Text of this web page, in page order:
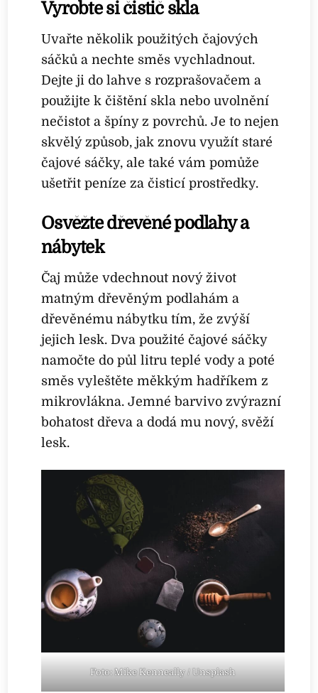
Vyrobte si čistič skla
Uvařte několik použitých čajových
sáčků a nechte směs vychladnout.
Dejte ji do lahve s rozprašovačem a
použijte k čištění skla nebo uvolnění
nečistot a špíny z povrchů. Je to nejen
skvělý způsob, jak znovu využít staré
čajové sáčky, ale také vám pomůže
ušetřit peníze za čisticí prostředky.
Osvěžte dřevěné podlahy a
nábytek
Čaj může vdechnout nový život
matným dřevěným podlahám a
dřevěnému nábytku tím, že zvýší
jejich lesk. Dva použité čajové sáčky
namočte do půl litru teplé vody a poté
směs vyleštěte měkkým hadříkem z
mikrovlákna. Jemné barvivo zvýrazní
bohatost dřeva a dodá mu nový, svěží
lesk.
Foto: Mike Kenneally / Unsplash